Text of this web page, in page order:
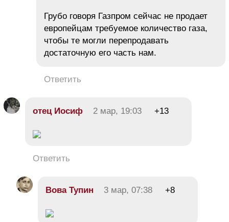
Грубо говоря Газпром сейчас не продает
европейцам требуемое количество газа,
чтобы те могли перепродавать
достаточную его часть нам.
Ответить
отец Иосиф 2 мар, 19:03 +13
Ответить
Вова Тупин 3 мар, 07:38 +8